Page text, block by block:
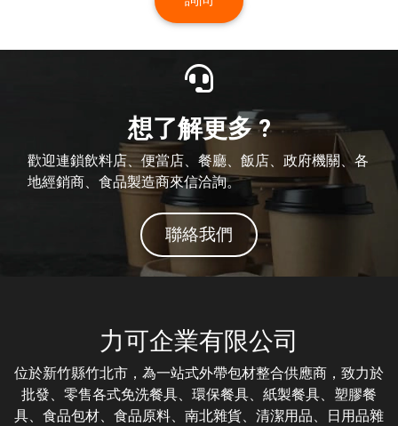
想了解更多 ?
歡迎連鎖飲料店、便當店、餐廳、飯店、政府機關、各
地經銷商、食品製造商來信洽詢。
聯絡我們
力可企業有限公司
位於新竹縣竹北市，為一站式外帶包材整合供應商，致力於
批發、零售各式免洗餐具、環保餐具、紙製餐具、塑膠餐
具、食品包材、食品原料、南北雜貨、清潔用品、日用品雜